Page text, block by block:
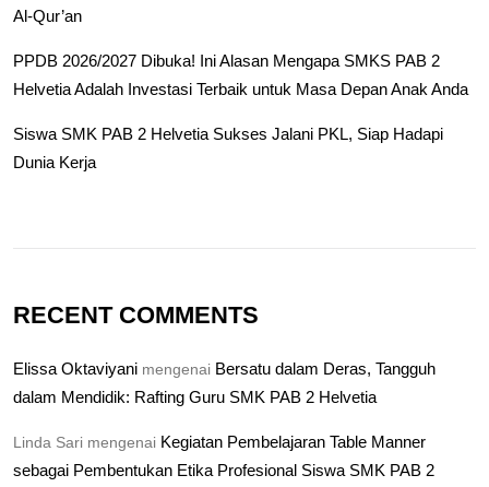
Al-Qur’an
PPDB 2026/2027 Dibuka! Ini Alasan Mengapa SMKS PAB 2
Helvetia Adalah Investasi Terbaik untuk Masa Depan Anak Anda
Siswa SMK PAB 2 Helvetia Sukses Jalani PKL, Siap Hadapi
Dunia Kerja
RECENT COMMENTS
Elissa Oktaviyani mengenai Bersatu dalam Deras, Tangguh
dalam Mendidik: Rafting Guru SMK PAB 2 Helvetia
Linda Sari mengenai Kegiatan Pembelajaran Table Manner
sebagai Pembentukan Etika Profesional Siswa SMK PAB 2